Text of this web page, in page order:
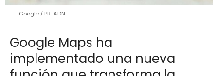
Google / PR-ADN
Google Maps ha
implementado una nueva